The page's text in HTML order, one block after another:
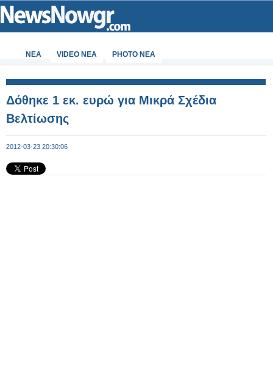
ΝΕΑ VIDEO NEA PHOTO NEA
Δόθηκε 1 εκ. ευρώ για Μικρά Σχέδια
Βελτίωσης
2012-03-23 20:30:06